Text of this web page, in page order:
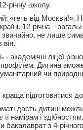
річну школу.
від Москви!».
12-річна –
не лише
він.
академічні ліцеї
Дитина
чи
підготовитися до
дасть дитині
намірам і
з 4-